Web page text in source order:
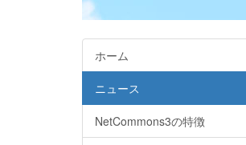
ホーム
ニュース
NetCommons3の特徴